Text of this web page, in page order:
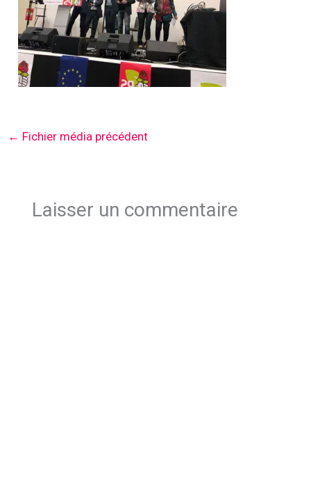
← Fichier média précédent
Laisser un commentaire